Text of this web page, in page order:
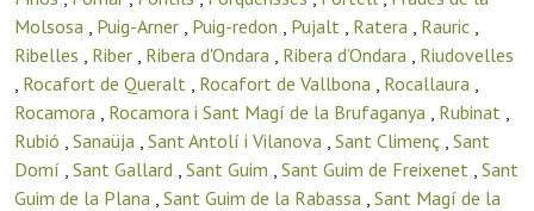
Molsosa , Puig-Arner , Puig-redon , Pujalt , Ratera , Rauric ,
Ribelles , Riber , Ribera d'Ondara , Ribera d’Ondara , Riudovelles
, Rocafort de Queralt , Rocafort de Vallbona , Rocallaura ,
Rocamora , Rocamora i Sant Magí de la Brufaganya , Rubinat ,
Rubió , Sanaüja , Sant Antolí i Vilanova , Sant Climenç , Sant
Domí , Sant Gallard , Sant Guim , Sant Guim de Freixenet , Sant
Guim de la Plana , Sant Guim de la Rabassa , Sant Magí de la